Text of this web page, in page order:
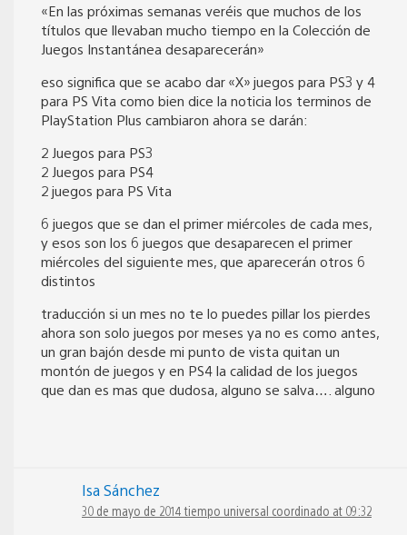
«En las próximas semanas veréis que muchos de los
títulos que llevaban mucho tiempo en la Colección de
Juegos Instantánea desaparecerán»
eso significa que se acabo dar «X» juegos para PS3 y 4
para PS Vita como bien dice la noticia los terminos de
PlayStation Plus cambiaron ahora se darán:
2 Juegos para PS3
2 Juegos para PS4
2 juegos para PS Vita
6 juegos que se dan el primer miércoles de cada mes,
y esos son los 6 juegos que desaparecen el primer
miércoles del siguiente mes, que aparecerán otros 6
distintos
traducción si un mes no te lo puedes pillar los pierdes
ahora son solo juegos por meses ya no es como antes,
un gran bajón desde mi punto de vista quitan un
montón de juegos y en PS4 la calidad de los juegos
que dan es mas que dudosa, alguno se salva…. alguno
Isa Sánchez
30 de mayo de 2014 tiempo universal coordinado at 09:32